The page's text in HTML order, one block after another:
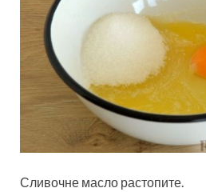
Сливочне масло растопите.